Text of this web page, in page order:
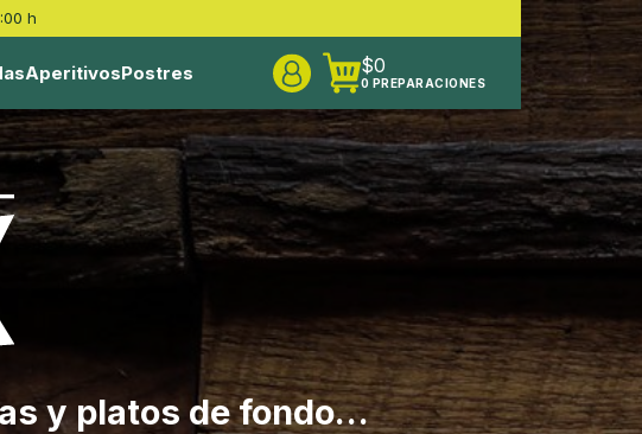
h
AperitivosPostres $0
0 PREPARACIONES
y platos de fondo…